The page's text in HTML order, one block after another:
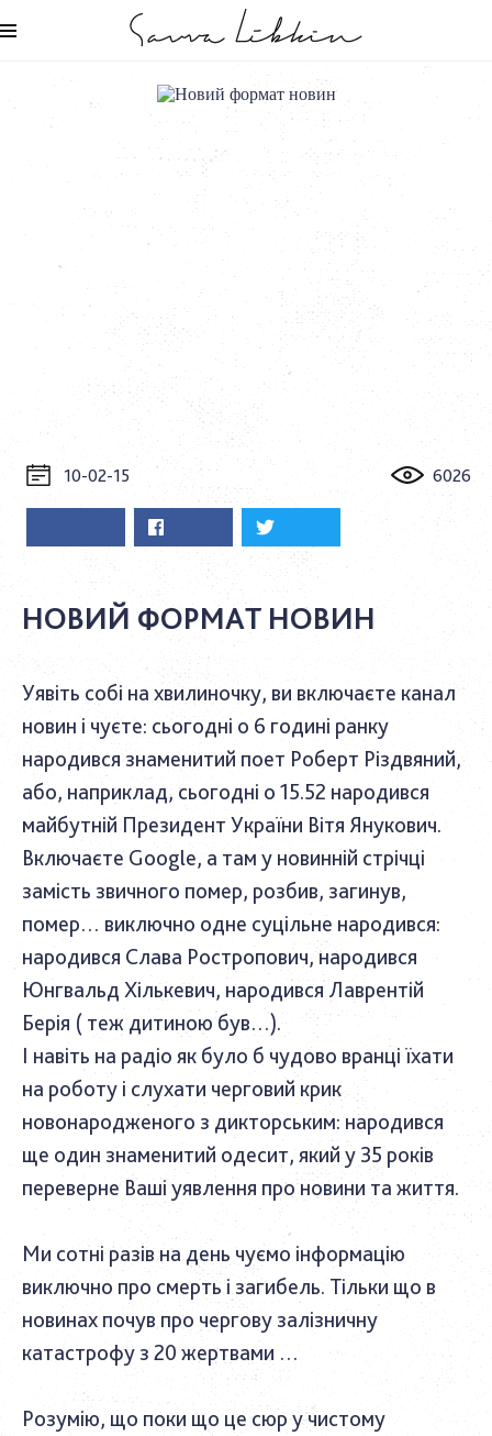
10-02-15 6026
НОВИЙ ФОРМАТ НОВИН
Уявіть собі на хвилиночку, ви включаєте канал
новин і чуєте: сьогодні о 6 годині ранку
народився знаменитий поет Роберт Різдвяний,
або, наприклад, сьогодні о 15.52 народився
майбутній Президент України Вітя Янукович.
Включаєте Google, а там у новинній стрічці
замість звичного помер, розбив, загинув,
помер… виключно одне суцільне народився:
народився Слава Ростропович, народився
Юнгвальд Хількевич, народився Лаврентій
Берія ( теж дитиною був…).
І навіть на радіо як було б чудово вранці їхати
на роботу і слухати черговий крик
новонародженого з дикторським: народився
ще один знаменитий одесит, який у 35 років
переверне Ваші уявлення про новини та життя.
Ми сотні разів на день чуємо інформацію
виключно про смерть і загибель. Тільки що в
новинах почув про чергову залізничну
катастрофу з 20 жертвами …
Розумію, що поки що це сюр у чистому